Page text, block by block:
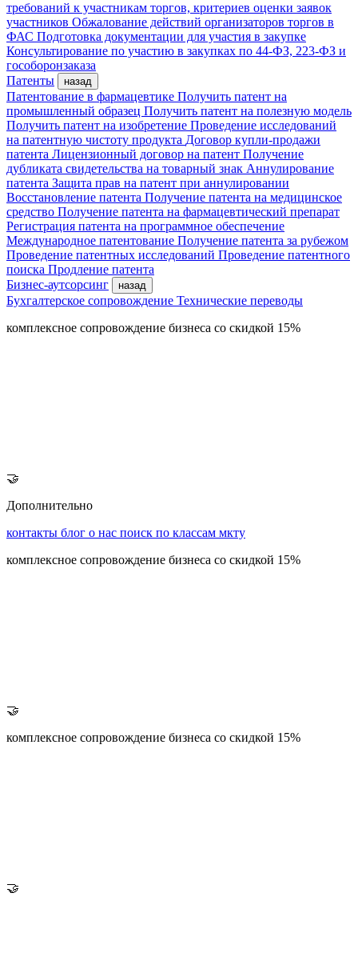
требований к участникам торгов, критериев оценки заявок
участников Обжалование действий организаторов торгов в
ФАС Подготовка документации для участия в закупке
Консультирование по участию в закупках по 44-ФЗ, 223-ФЗ и
гособоронзаказа
Патенты
назад
Патентование в фармацевтике Получить патент на
промышленный образец Получить патент на полезную модель
Получить патент на изобретение Проведение исследований
на патентную чистоту продукта Договор купли-продажи
патента Лицензионный договор на патент Получение
дубликата свидетельства на товарный знак Аннулирование
патента Защита прав на патент при аннулировании
Восстановление патента Получение патента на медицинское
средство Получение патента на фармацевтический препарат
Регистрация патента на программное обеспечение
Международное патентование Получение патента за рубежом
Проведение патентных исследований Проведение патентного
поиска Продление патента
Бизнес-аутсорсинг
назад
Бухгалтерское сопровождение Технические переводы
комплексное сопровождение бизнеса со скидкой 15%
🤝
Дополнительно
контакты блог о нас поиск по классам мкту
комплексное сопровождение бизнеса со скидкой 15%
🤝
комплексное сопровождение бизнеса со скидкой 15%
🤝